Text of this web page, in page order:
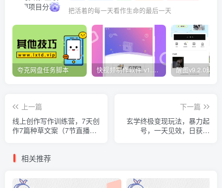
把活着的每一天看作生命的最后一天
夸克网盘任务脚本 快视频制作软件 v1.1.1安卓版
上一篇
线上创作写作训练营，7天创
作7篇种草文案（7节直播
下一篇
玄学终极变现玩法，暴力起
号，一天见效，日获客
相关推荐